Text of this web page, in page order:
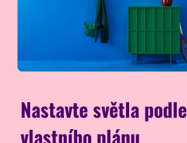
Nastavte světla podle
vlastního plánu